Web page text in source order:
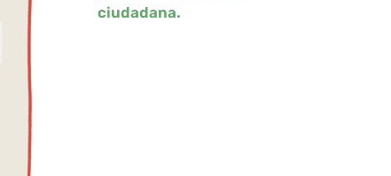
ciudadana.